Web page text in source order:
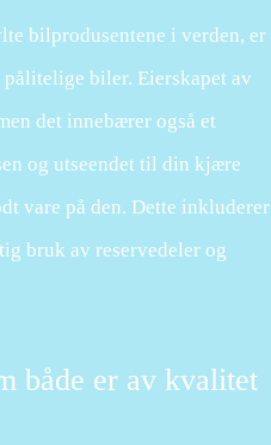
bilprodusentene i verden, er
biler. Eierskapet av
det innebærer også et
og utseendet til din kjære
vare på den. Dette inkluderer
bruk av reservedeler og
både er av kvalitet